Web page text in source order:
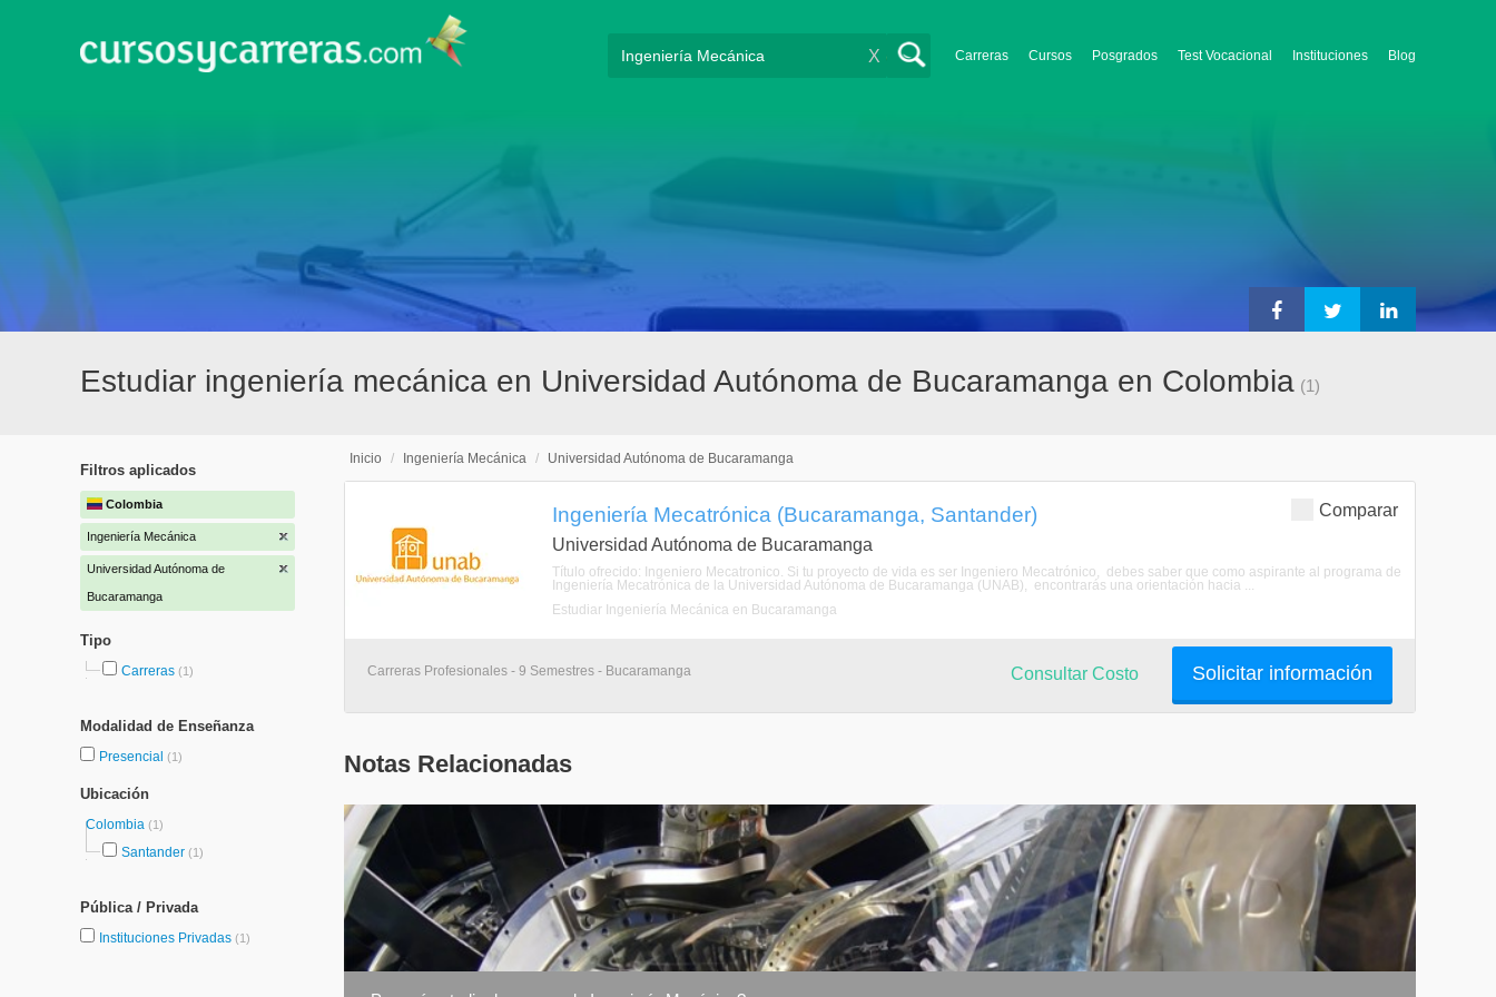
Carreras Cursos Posgrados Test Vocacional Instituciones Blog
X
Estudiar ingeniería mecánica en Universidad Autónoma de Bucaramanga en Colombia (1)
Filtros aplicados
Colombia
Ingeniería Mecánica
Universidad Autónoma de
Bucaramanga
Tipo
Carreras (1)
Modalidad de Enseñanza
Presencial (1)
Ubicación
Colombia (1)
Santander (1)
Pública / Privada
Instituciones Privadas (1)
Inicio / Ingeniería Mecánica / Universidad Autónoma de Bucaramanga
Comparar
Ingeniería Mecatrónica (Bucaramanga, Santander)
Universidad Autónoma de Bucaramanga
Título ofrecido: Ingeniero Mecatronico. Si tu proyecto de vida es ser Ingeniero Mecatrónico, debes saber que como aspirante al programa de
Ingeniería Mecatrónica de la Universidad Autónoma de Bucaramanga (UNAB), encontrarás una orientación hacia ...
Estudiar Ingeniería Mecánica en Bucaramanga
Carreras Profesionales - 9 Semestres - Bucaramanga Solicitar información
Consultar Costo
Notas Relacionadas